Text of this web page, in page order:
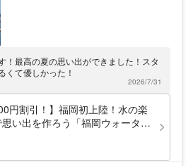
！最高の夏の思い出ができました！スタ
くて優しかった！
2026/7/31
円割引！】福岡初上陸！水の楽
思い出を作ろう「福岡ウォーター